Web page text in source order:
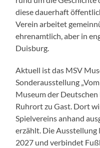
diese dauerhaft
Verein arbeitet
ehrenamtlich, aber in
Duisburg.
Aktuell ist das MSV
Sonderausstellung
Museum der
Ruhrort zu Gast. Dort
Spielvereins anhand
erzählt. Die Ausstellung
2027 und verbindet